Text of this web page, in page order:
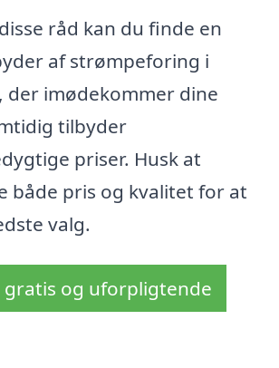
råd kan du finde en
af strømpeforing i
der imødekommer dine
tilbyder
priser. Husk at
både pris og kvalitet for at
valg.
gratis og uforpligtende